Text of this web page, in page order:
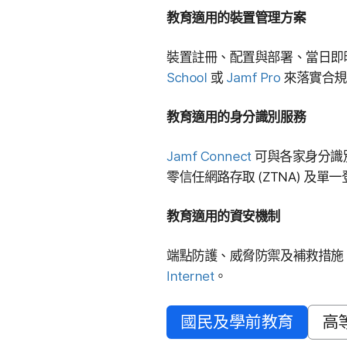
教育​適用​的​裝置​管理​方案
裝置​註冊、​配置​與​部署、​當日​
School 或 Jamf Pro 來​落實​合​
教育​適用​的​身分識別​服務
Jamf Connect 可​與​各​家​身​分識
零信任​網路​存取 (ZTNA) 及​單一​
教育​適用​的​資安​機制
端點​防護、​威脅​防禦​及​補救​措施
Internet 。
國民​及​學前​教育 高